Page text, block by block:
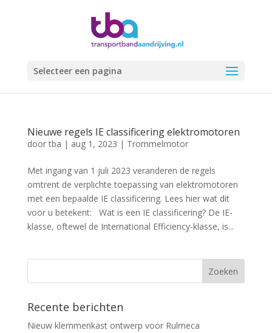
Selecteer een pagina
Nieuwe regels IE classificering elektromotoren
doortba | aug 1, 2023 | Trommelmotor
Met ingang van 1 juli 2023 veranderen de regels
omtrent de verplichte toepassing van elektromotoren
met een bepaalde IE classificering. Lees hier wat dit
voor u betekent: Wat is een IE classificering? De IE-
klasse, oftewel de International Efficiency-klasse, is...
Recente berichten
Nieuw klemmenkast ontwerp voor Rulmeca